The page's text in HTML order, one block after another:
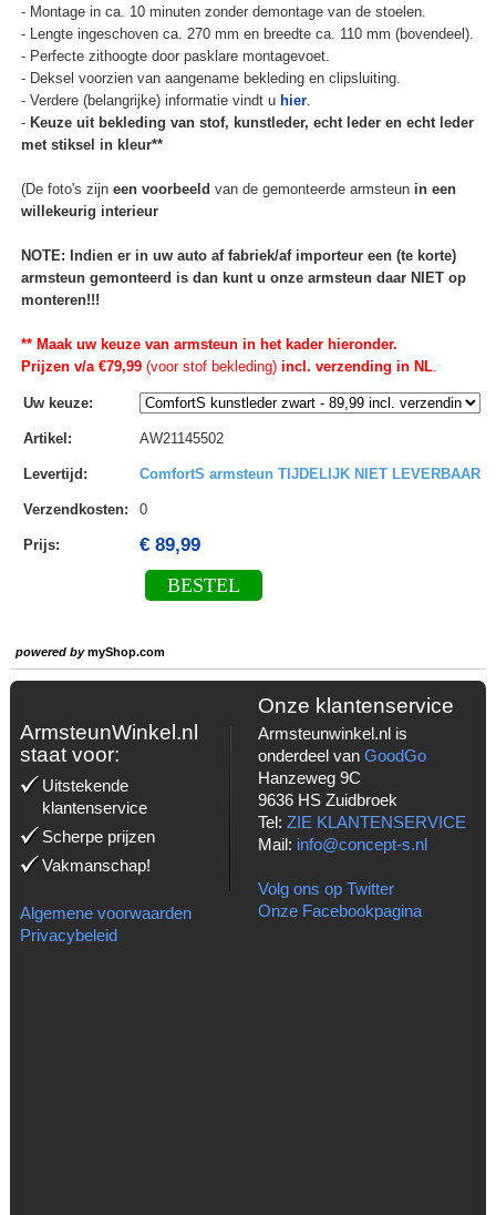
- Montage in ca. 10 minuten zonder demontage van de stoelen.
- Lengte ingeschoven ca. 270 mm en breedte ca. 110 mm (bovendeel).
- Perfecte zithoogte door pasklare montagevoet.
- Deksel voorzien van aangename bekleding en clipsluiting.
- Verdere (belangrijke) informatie vindt u hier.
- Keuze uit bekleding van stof, kunstleder, echt leder en echt leder
met stiksel in kleur**
(De foto's zijn een voorbeeld van de gemonteerde armsteun in een
willekeurig interieur
NOTE: Indien er in uw auto af fabriek/af importeur een (te korte)
armsteun gemonteerd is dan kunt u onze armsteun daar NIET op
monteren!!!
** Maak uw keuze van armsteun in het kader hieronder.
Prijzen v/a €79,99(voor stof bekleding)incl. verzending in NL.
Uw keuze:
Artikel : AW21145502
Levertijd : ComfortS armsteun TIJDELIJK NIET LEVERBAAR
Verzendkosten: 0
Prijs: € 89,99
BESTEL
powered bymyShop.com
ArmsteunWinkel.nl
staat voor:
Uitstekende
klantenservice
Scherpe prijzen
Vakmanschap!
Algemene voorwaarden
Privacybeleid
Onze klantenservice
Armsteunwinkel.nl is
onderdeel van GoodGo
Hanzeweg 9C
9636 HS Zuidbroek
Tel: ZIE KLANTENSERVICE
Mail: info@concept-s.nl
Volg ons op Twitter
Onze Facebookpagina